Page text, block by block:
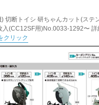
切断トイシ 研ちゃんカット(ステ
(CC12SF用)No.0033-1292〜 詳
クリック